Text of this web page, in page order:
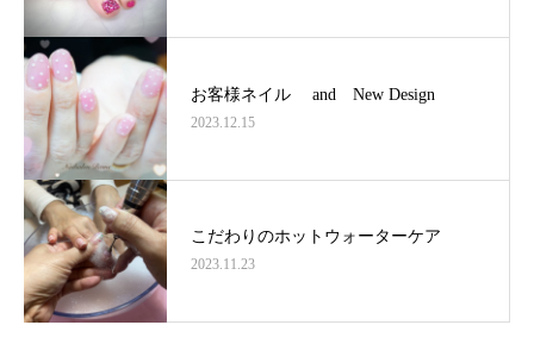
お客様ネイル and New Design
2023.12.15
こだわりのホットウォーターケア
2023.11.23